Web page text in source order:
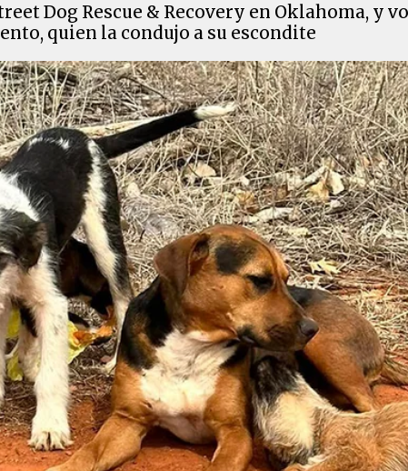
Dog Rescue & Recovery en Oklahoma, y
quien la condujo a su escondite